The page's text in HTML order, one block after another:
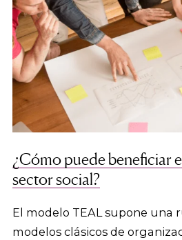
¿Cómo puede beneficiar
sector social?
El modelo TEAL supone una
modelos clásicos de